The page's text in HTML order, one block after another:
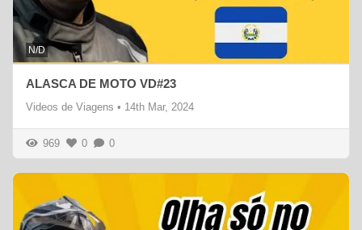
N/D
ALASCA DE MOTO VD#23
Videos de Viagens • 14th Mar, 2024
969 0 0